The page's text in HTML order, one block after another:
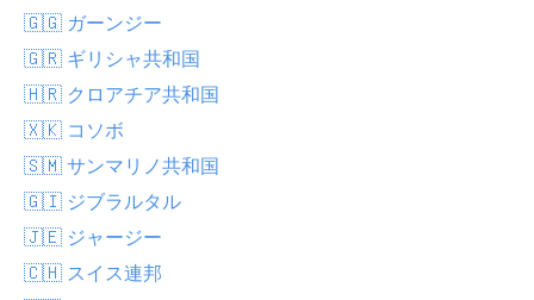
🇬🇬 ガーンジー
🇬🇷 ギリシャ共和国
🇭🇷 クロアチア共和国
🇽🇰 コソボ
🇸🇲 サンマリノ共和国
🇬🇮 ジブラルタル
🇯🇪 ジャージー
🇨🇭 スイス連邦